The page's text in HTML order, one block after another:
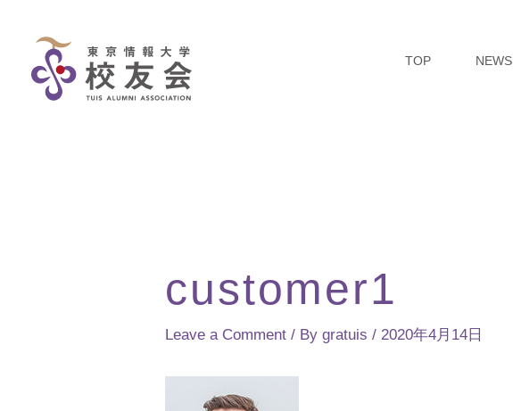
content
TOP NEWS
customer1
Leave a Comment / Bygratuis/ 2020年4月14日